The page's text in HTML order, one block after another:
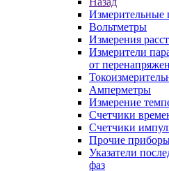
Измерительные
Вольтметры
Измерения
Измерители
от
Амперметры
Измерение
Счетчики
Счетчики
Прочие
Указатели
фаз